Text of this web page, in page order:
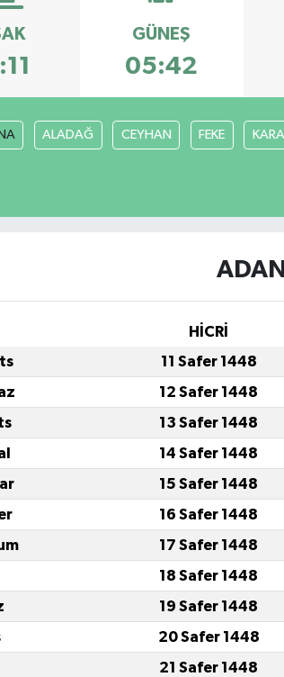
GÜNEŞ
05:42
ALADAĞ CEYHAN FEKE
HİCRİ
11 Safer 1448
12 Safer 1448
13 Safer 1448
14 Safer 1448
15 Safer 1448
16 Safer 1448
17 Safer 1448
18 Safer 1448
19 Safer 1448
20 Safer 1448
21 Safer 1448